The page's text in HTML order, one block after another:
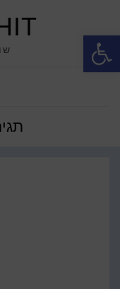
פתח סרגל נגישות